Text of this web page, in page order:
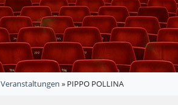
Veranstaltungen » PIPPO POLLINA